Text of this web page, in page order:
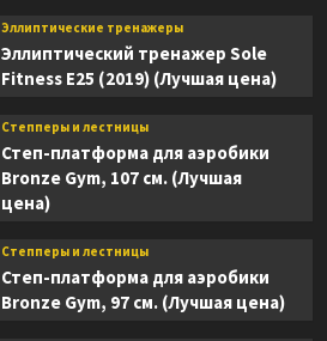
Эллиптические тренажеры
Эллиптический тренажер Sole
Fitness E25 (2019) (Лучшая цена)
Степперы и лестницы
Степ-платформа для аэробики
Bronze Gym, 107 см. (Лучшая
цена)
Степперы и лестницы
Степ-платформа для аэробики
Bronze Gym, 97 см. (Лучшая цена)